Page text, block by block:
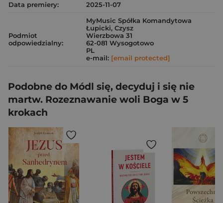
Data premiery:
2025-11-07
Podmiot
odpowiedzialny:
MyMusic Spółka Komandytowa
Łupicki, Czysz
Wierzbowa 31
62-081 Wysogotowo
PL
e-mail: [email protected]
Podobne do Módl się, decyduj i się nie
martw. Rozeznawanie woli Boga w 5
krokach